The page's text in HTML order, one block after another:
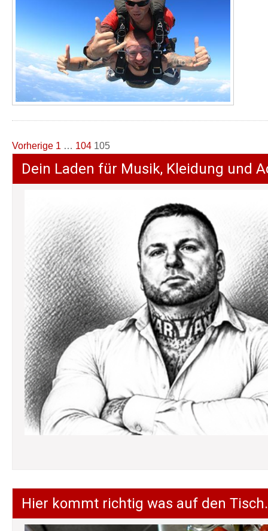
Seitennummerierung
der
Beiträge
Vorherige 1 … 104 105
Dein Laden für Musik, Kleidung und
Hier kommt richtig was auf den Tisch.